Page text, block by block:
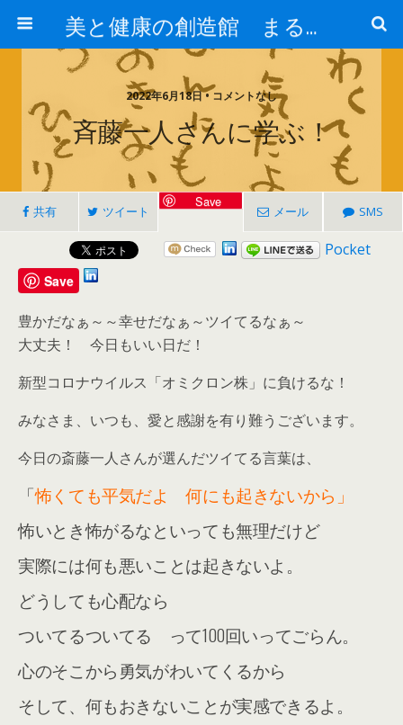
美と健康の創造館 まるとみ薬品 ぐんまの薬屋 芳さんのブログ
2022年6月18日 • コメントなし
斉藤一人さんに学ぶ！
共有 ツイート
Save
メール SMS
Pocket
Save
豊かだなぁ～～幸せだなぁ～ツイてるなぁ～
大丈夫！ 今日もいい日だ！
新型コロナウイルス「オミクロン株」に負けるな！
みなさま、いつも、愛と感謝を有り難うございます。
今日の斎藤一人さんが選んだツイてる言葉は、
「怖くても平気だよ 何にも起きないから」
怖いとき怖がるなといっても無理だけど
実際には何も悪いことは起きないよ。
どうしても心配なら
ついてるついてる って100回いってごらん。
心のそこから勇気がわいてくるから
そして、何もおきないことが実感できるよ。